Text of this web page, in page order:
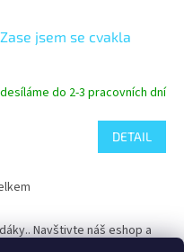
jsem se cvakla
do 2-3 pracovních dní
DETAIL
Navštivte náš eshop a